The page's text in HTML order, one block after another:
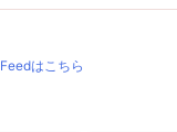
Feedはこちら